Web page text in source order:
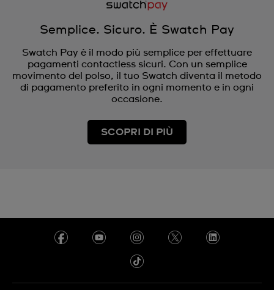
Semplice. Sicuro. È Swatch Pay
Swatch Pay è il modo più semplice per effettuare
pagamenti contactless sicuri. Con un semplice
movimento del polso, il tuo Swatch diventa il metodo
di pagamento preferito in ogni momento e in ogni
occasione.
SCOPRI DI PIÙ